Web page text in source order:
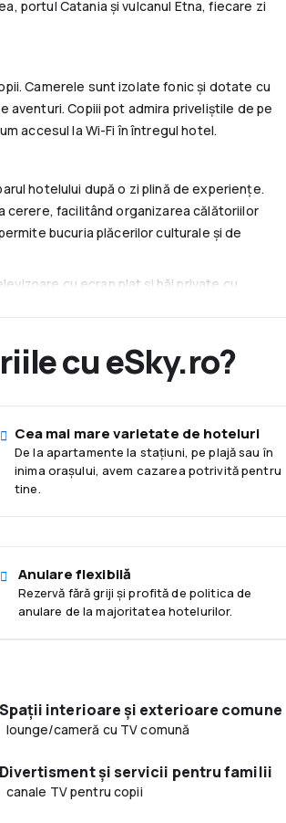
portul Catania și vulcanul Etna, fiecare zi
Camerele sunt izolate fonic și dotate cu
aventuri. Copiii pot admira priveliștile de pe
accesul la Wi-Fi în întregul hotel.
hotelului după o zi plină de experiențe.
cerere, facilitând organizarea călătoriilor
bucuria plăcerilor culturale și de
cu ecran plat și băi private cu
cu eSky.ro?
Cea mai mare varietate de hoteluri
De la apartamente la staţiuni, pe plajă sau în
inima orașului, avem cazarea potrivită pentru
tine.
Anulare flexibilă
Rezervă fără griji și profită de politica de
anulare de la majoritatea hotelurilor.
Spaţii interioare şi exterioare comune
lounge/cameră cu TV comună
Divertisment și servicii pentru familii
canale TV pentru copii